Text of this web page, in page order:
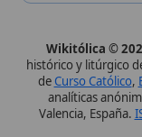
Únete
Perfil